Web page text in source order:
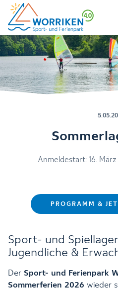
Anmeldestart: 16.
PROGRAMM &
Sport- und
Jugendliche &
Der Sport- und Ferienpark
Sommerferien 2026 wieder